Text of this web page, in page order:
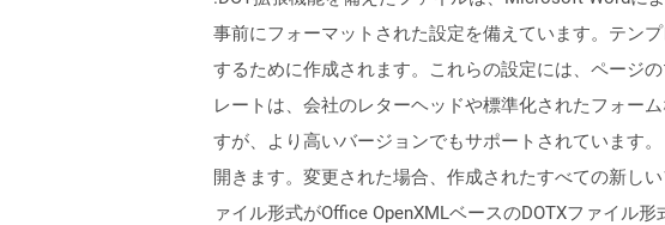
事前にフォーマットされた設定を備えています。テン
するために作成されます。これらの設定には、ページ
レートは、会社のレターヘッドや標準化されたフォー
すが、より高いバージョンでもサポートされています
開きます。変更された場合、作成されたすべての新し
ァイル形式がOffice OpenXMLベースのDOTXファイル形